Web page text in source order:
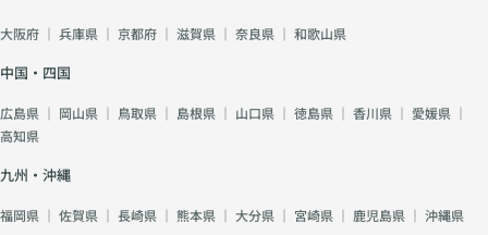
大阪府 ｜ 兵庫県 ｜ 京都府 ｜ 滋賀県 ｜ 奈良県 ｜ 和歌山県
中国・四国
広島県 ｜ 岡山県 ｜ 鳥取県 ｜ 島根県 ｜ 山口県 ｜ 徳島県 ｜ 香川県 ｜ 愛媛県 ｜
高知県
九州・沖縄
福岡県 ｜ 佐賀県 ｜ 長崎県 ｜ 熊本県 ｜ 大分県 ｜ 宮崎県 ｜ 鹿児島県 ｜ 沖縄県